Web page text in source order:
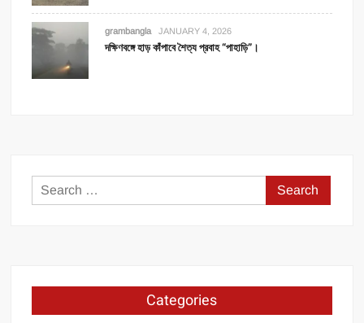
grambangla JANUARY 4, 2026
দক্ষিণবঙ্গে হাড় কাঁপাবে শৈত্য প্রবাহ “পাহাড়ি”।
Search
for:
Categories